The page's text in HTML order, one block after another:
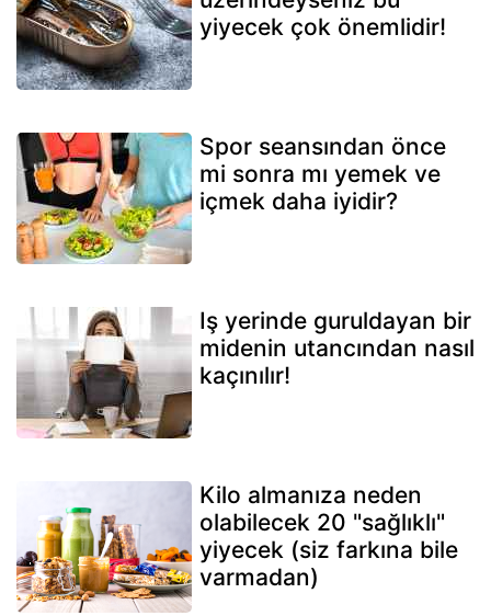
yiyecek çok önemlidir!
Spor seansından önce
mi sonra mı yemek ve
içmek daha iyidir?
Iş yerinde guruldayan bir
midenin utancından nasıl
kaçınılır!
Kilo almanıza neden
olabilecek 20 "sağlıklı"
yiyecek (siz farkına bile
varmadan)